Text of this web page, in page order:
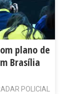
plano de
Brasília
POLICIAL